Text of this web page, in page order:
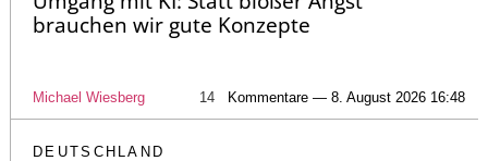
brauchen wir gute Konzepte
Michael Wiesberg 14 Kommentare — 8. August 2026 16:48
DEUTSCHLAND